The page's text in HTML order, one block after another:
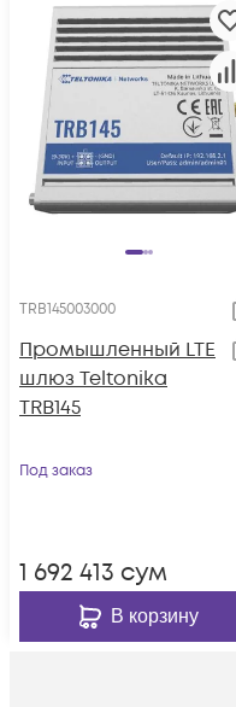
TRB145003000
Промышленный LTE
шлюз Teltonika
TRB145
Под заказ
1 692 413 сум
В корзину